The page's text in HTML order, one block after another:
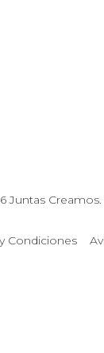
Juntas
Condiciones